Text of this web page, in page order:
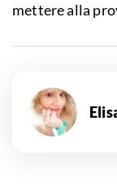
mettere alla